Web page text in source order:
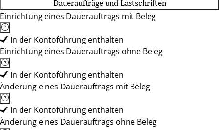
Daueraufträge und Lastschriften
Einrichtung eines Dauerauftrags mit Beleg
In der Kontoführung enthalten
Einrichtung eines Dauerauftrags ohne Beleg
In der Kontoführung enthalten
Änderung eines Dauerauftrags mit Beleg
In der Kontoführung enthalten
Änderung eines Dauerauftrags ohne Beleg